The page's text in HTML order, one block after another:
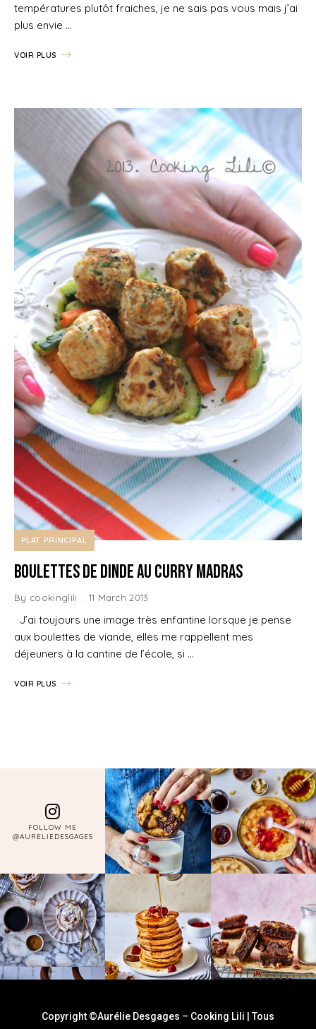
températures plutôt fraiches, je ne sais pas vous mais j’ai
plus envie …
VOIR PLUS
PLAT PRINCIPAL
Boulettes de Dinde au Curry Madras
By cookinglili 11 March 2013
J’ai toujours une image très enfantine lorsque je pense
aux boulettes de viande, elles me rappellent mes
déjeuners à la cantine de l’école, si …
VOIR PLUS
FOLLOW ME
@AURELIEDESGAGES
Copyright ©Aurélie Desgages – Cooking Lili | Tous